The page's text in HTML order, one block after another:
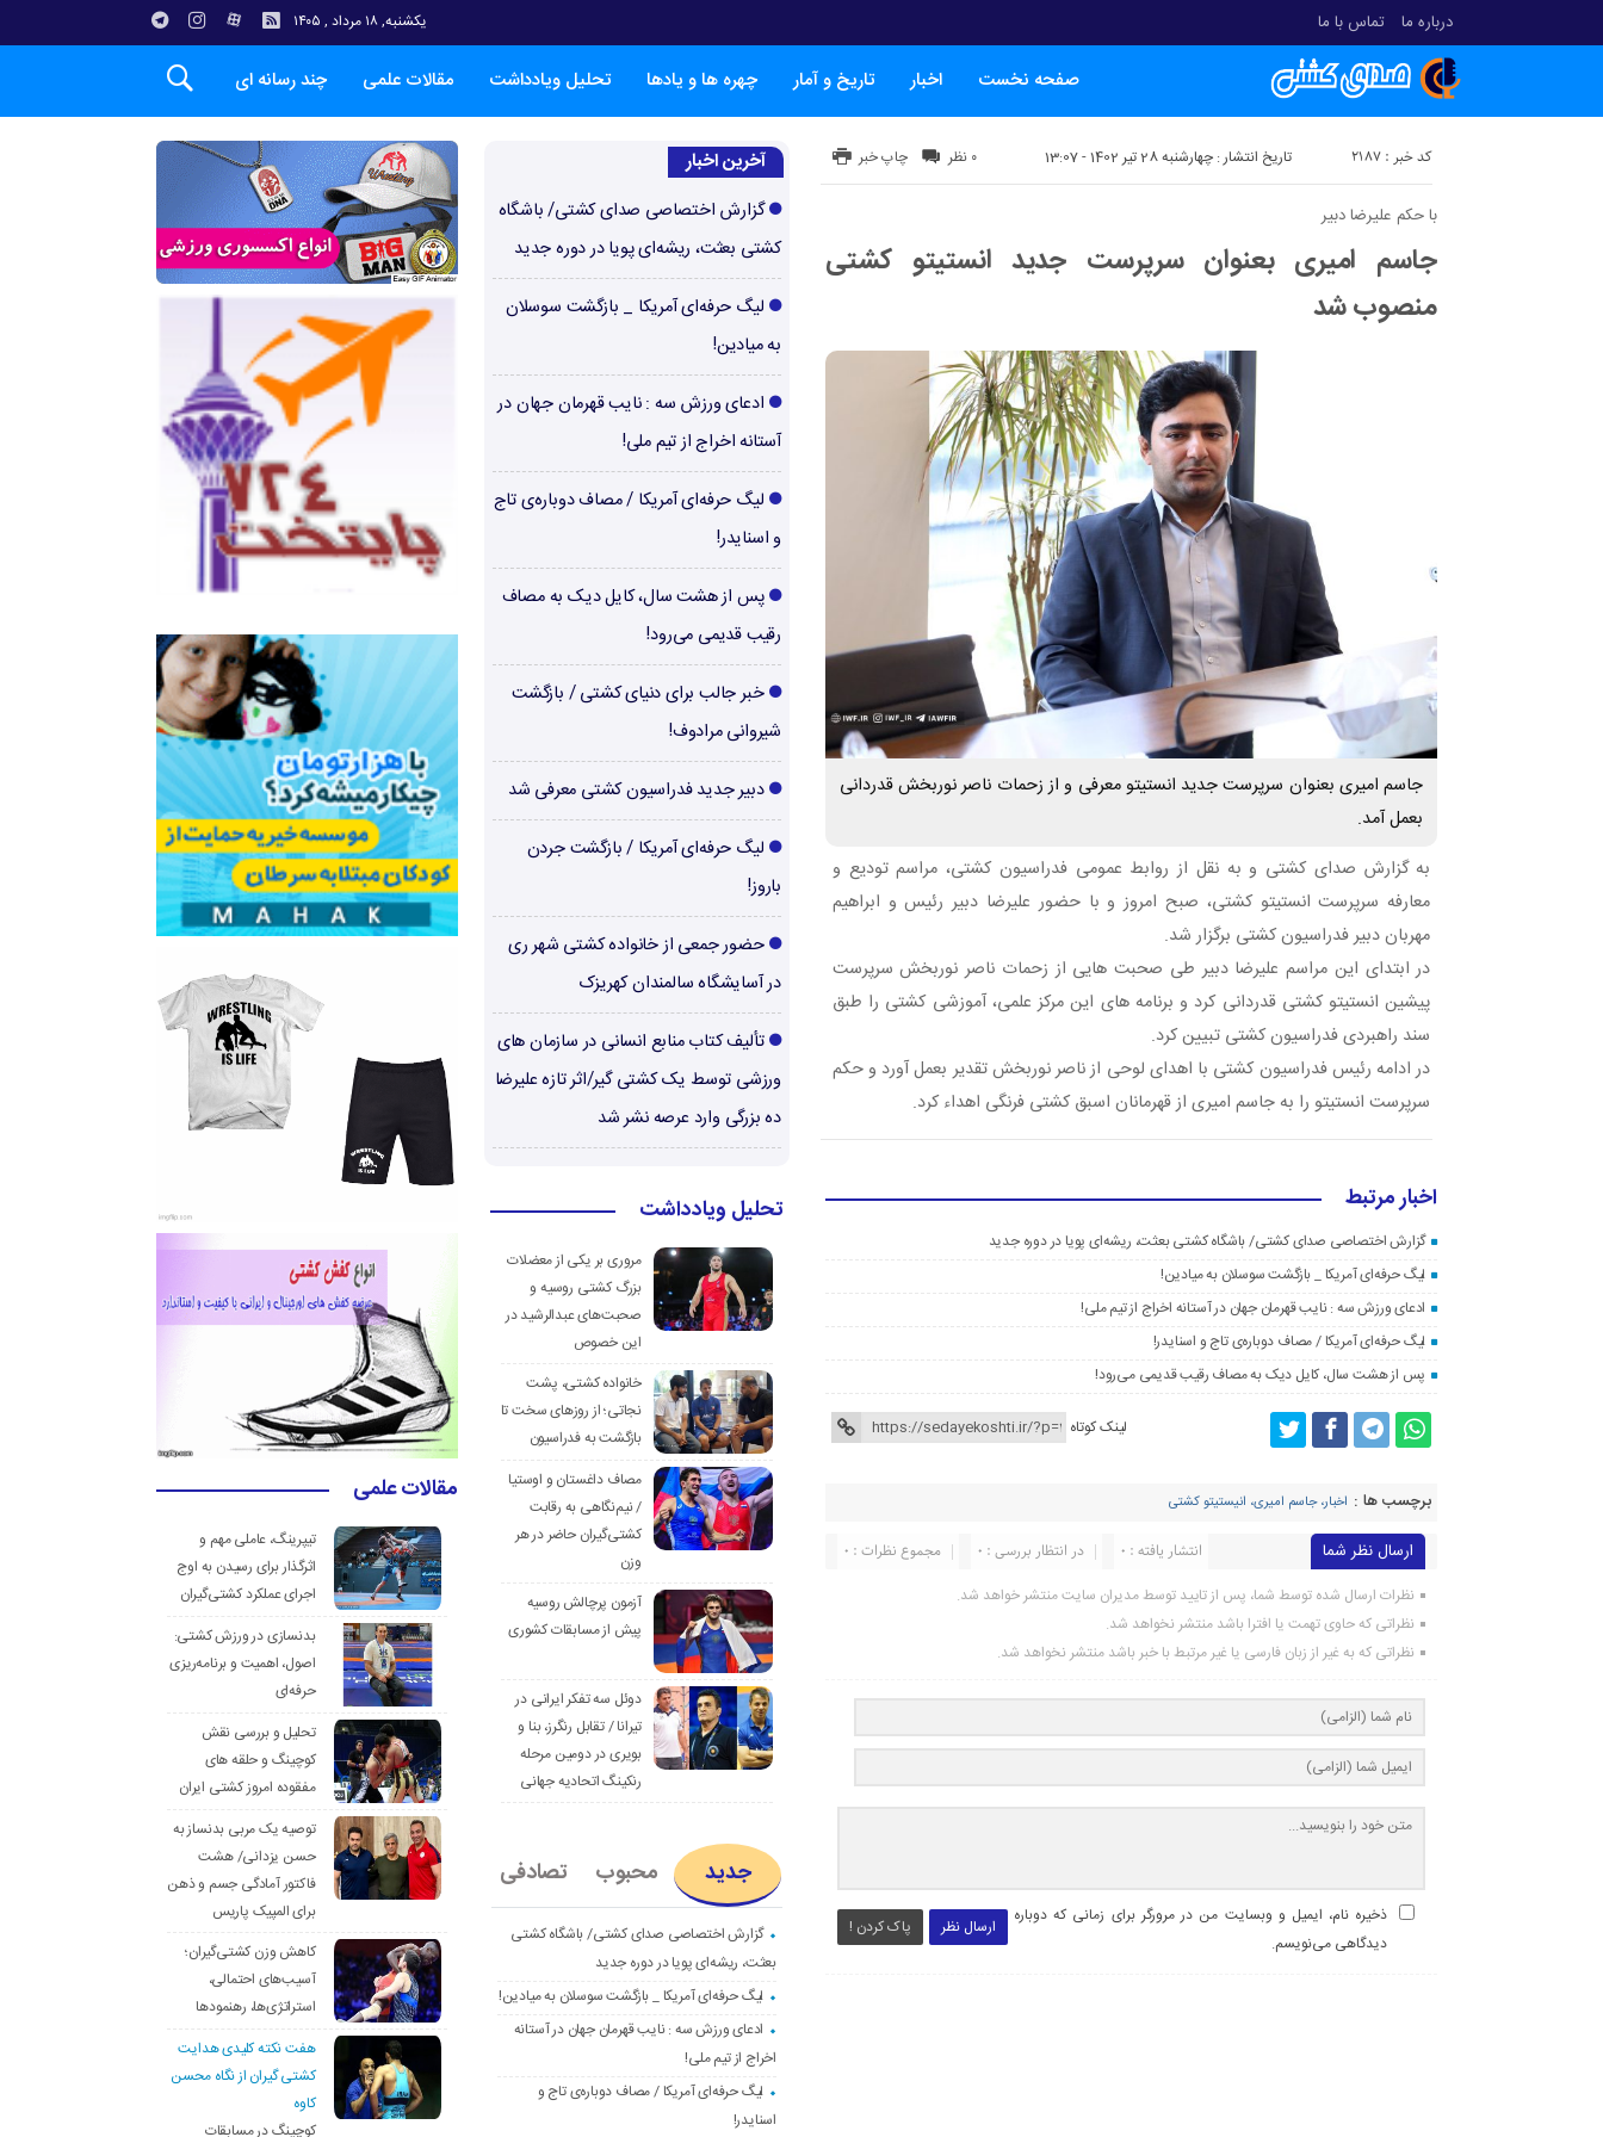
درباره ما تماس با ما یکشنبه, ۱۸ مرداد , ۱۴۰۵
صفحه نخست اخبار تاریخ و آمار چهره ها و یادها تحلیل ویادداشت مقالات علمی چند رسانه ای
تاریخ انتشار : چهارشنبه 28 تیر 1402 - 13:07 کد خبر : 2187 چاپ خبر ۰ نظر
با حکم علیرضا دبیر
جاسم امیری بعنوان سرپرست جدید انستیتو کشتی
منصوب شد
جاسم امیری بعنوان سرپرست جدید انستیتو معرفی و از زحمات ناصر نوربخش قدردانی
بعمل آمد.
به گزارش صدای کشتی و به نقل از روابط عمومی فدراسیون کشتی، مراسم تودیع و
معارفه سرپرست انستیتو کشتی، صبح امروز و با حضور علیرضا دبیر رئیس و ابراهیم
مهربان دبیر فدراسیون کشتی برگزار شد.
در ابتدای این مراسم علیرضا دبیر طی صحبت هایی از زحمات ناصر نوربخش سرپرست
پیشین انستیتو کشتی قدردانی کرد و برنامه های این مرکز علمی، آموزشی کشتی را طبق
سند راهبردی فدراسیون کشتی تبیین کرد.
در ادامه رئیس فدراسیون کشتی با اهدای لوحی از ناصر نوربخش تقدیر بعمل آورد و حکم
سرپرست انستیتو را به جاسم امیری از قهرمانان اسبق کشتی فرنگی اهداء کرد.
اخبار مرتبط
گزارش اختصاصی صدای کشتی/ باشگاه کشتی بعثت، ریشه‌ای پویا در دوره جدید
لیگ حرفه‌ای آمریکا _ بازگشت سوسلان به میادین!
ادعای ورزش سه : نایب قهرمان جهان در آستانه اخراج از تیم ملی!
لیگ حرفه‌ای آمریکا / مصاف دوباره‌ی تاج و اسنایدر!
پس از هشت سال، کایل دیک به مصاف رقیب قدیمی می‌رود!
لینک کوتاه
برچسب ها : اخبار، جاسم امیری، انیستیتو کشتی
ارسال نظر شما مجموع نظرات : 0 در انتظار بررسی : 0 انتشار یافته : ۰
نظرات ارسال شده توسط شما، پس از تایید توسط مدیران سایت منتشر خواهد شد.
نظراتی که حاوی تهمت یا افترا باشد منتشر نخواهد شد.
نظراتی که به غیر از زبان فارسی یا غیر مرتبط با خبر باشد منتشر نخواهد شد.
ارسال نظر پاک کردن !
ذخیره نام، ایمیل و وبسایت من در مرورگر برای زمانی که دوباره
دیدگاهی می‌نویسم.
آخرین اخبار
گزارش اختصاصی صدای کشتی/ باشگاه
کشتی بعثت، ریشه‌ای پویا در دوره جدید
لیگ حرفه‌ای آمریکا _ بازگشت سوسلان
به میادین!
ادعای ورزش سه : نایب قهرمان جهان در
آستانه اخراج از تیم ملی!
لیگ حرفه‌ای آمریکا / مصاف دوباره‌ی تاج
و اسنایدر!
پس از هشت سال، کایل دیک به مصاف
رقیب قدیمی می‌رود!
خبر جالب برای دنیای کشتی / بازگشت
شیروانی مرادوف!
دبیر جدید فدراسیون کشتی معرفی شد
لیگ حرفه‌ای آمریکا / بازگشت جردن
باروز!
حضور جمعی از خانواده کشتی شهر ری
در آسایشگاه سالمندان کهریزک
تألیف کتاب منابع انسانی در سازمان های
ورزشی توسط یک کشتی گیر/اثر تازه علیرضا
ده بزرگی وارد عرصه نشر شد
تحلیل ویادداشت
مروری بر یکی از معضلات
بزرگ کشتی روسیه و
صحبت‌های عبدالرشید در
این خصوص
خانواده کشتی، پشت
نجاتی؛ از روزهای سخت تا
بازگشت به فدراسیون
مصاف داغستان و اوستیا
/ نیم‌نگاهی به رقابت
کشتی‌گیران حاضر در هر
وزن
آزمون پرچالش روسیه
پیش از مسابقات کشوری
دوئل سه تفکر ایرانی در
تیرانا / تقابل رنگرز، بنا و
بویری در دومین مرحله
رنکینگ اتحادیه جهانی
جدید محبوب تصادفی
گزارش اختصاصی صدای کشتی/ باشگاه کشتی
بعثت، ریشه‌ای پویا در دوره جدید
لیگ حرفه‌ای آمریکا _ بازگشت سوسلان به میادین!
ادعای ورزش سه : نایب قهرمان جهان در آستانه
اخراج از تیم ملی!
لیگ حرفه‌ای آمریکا / مصاف دوباره‌ی تاج و
اسنایدر!
مقالات علمی
تیپرینگ، عاملی مهم و
اثرگذار برای رسیدن به اوج
اجرای عملکرد کشتی‌گیران
بدنسازی در ورزش کشتی:
اصول، اهمیت و برنامه‌ریزی
حرفه‌ای
تحلیل و بررسی نقش
کوچینگ و حلقه های
مفقوده امروز کشتی ایران
توصیه یک مربی بدنساز به
حسن یزدانی/ هشت
فاکتور آمادگی جسم و ذهن
برای المپیک پاریس
کاهش وزن کشتی‌گیران؛
آسیب‌های احتمالی،
استراتژی‌ها، رهنمودها
هفت نکته کلیدی هدایت
کشتی گیران از نگاه محسن
کاوه
کوچینگ در مسابقات